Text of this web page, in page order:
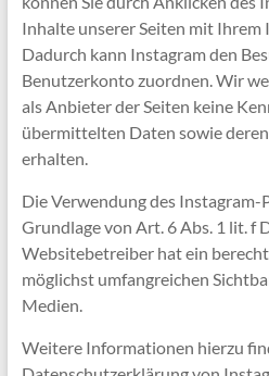
Inhalte unserer Seiten mit
Dadurch kann Instagram den
Benutzerkonto zuordnen. Wir
als Anbieter der Seiten keine
übermittelten Daten sowie
erhalten.
Die Verwendung des
Grundlage von Art. 6 Abs. 1 lit. f
Websitebetreiber hat ein
möglichst umfangreichen
Medien.
Weitere Informationen hierzu